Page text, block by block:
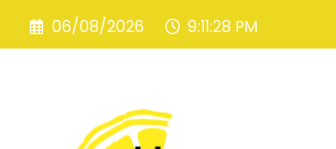
Aller
06/08/2026 9:11:28 PM